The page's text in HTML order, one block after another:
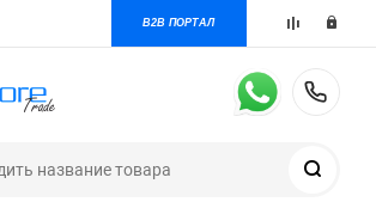
B2B ПОРТАЛ